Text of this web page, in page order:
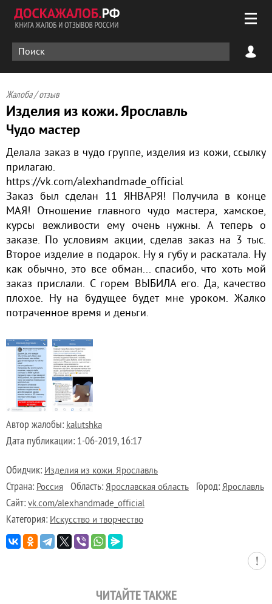
Жалоба / отзыв
Изделия из кожи. Ярославль
Чудо мастер
Делала заказ в чудо группе, изделия из кожи, ссылку
прилагаю.
https://vk.com/alexhandmade_official
Заказ был сделан 11 ЯНВАРЯ! Получила в конце
МАЯ! Отношение главного чудо мастера, хамское,
курсы вежливости ему очень нужны. А теперь о
заказе. По условиям акции, сделав заказ на 3 тыс.
Второе изделие в подарок. Ну я губу и раскатала. Ну
как обычно, это все обман... спасибо, что хоть мой
заказ прислали. С горем ВЫБИЛА его. Да, качество
плохое. Ну на будущее будет мне уроком. Жалко
потраченное время и деньги.
Автор жалобы: kalutshka
Дата публикации: 1-06-2019, 16:17
Обидчик: Изделия из кожи. Ярославль
Страна: Россия Область: Ярославская область Город: Ярославль
Сайт: vk.com/alexhandmade_official
Категория: Искусство и творчество
ЧИТАЙТЕ ТАКЖЕ